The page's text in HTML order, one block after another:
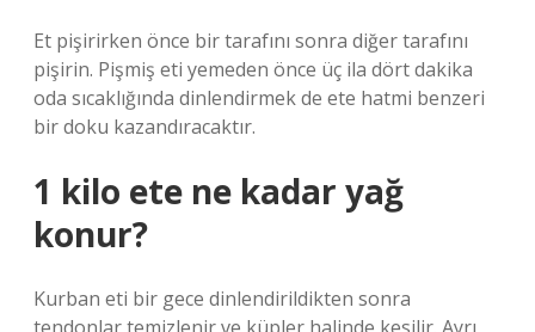
Et pişirirken önce bir tarafını sonra diğer tarafını
pişirin. Pişmiş eti yemeden önce üç ila dört dakika
oda sıcaklığında dinlendirmek de ete hatmi benzeri
bir doku kazandıracaktır.
1 kilo ete ne kadar yağ
konur?
Kurban eti bir gece dinlendirildikten sonra